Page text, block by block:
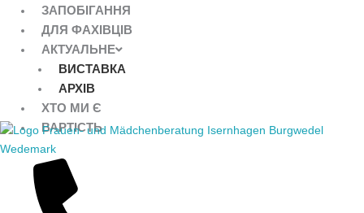
ЗАПОБІГАННЯ
ДЛЯ ФАХІВЦІВ
АКТУАЛЬНЕ
ВИСТАВКА
АРХІВ
ХТО МИ Є
ВАРТІСТЬ